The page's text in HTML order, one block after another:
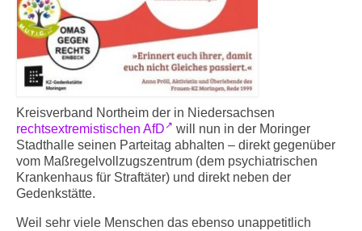
Kreisverband Northeim der in Niedersachsen
rechtsextremistischen AfD
will nun in der Moringer
Stadthalle seinen Parteitag abhalten – direkt gegenüber
vom Maßregelvollzugszentrum (dem psychiatrischen
Krankenhaus für Straftäter) und direkt neben der
Gedenkstätte.
Weil sehr viele Menschen das ebenso unappetitlich